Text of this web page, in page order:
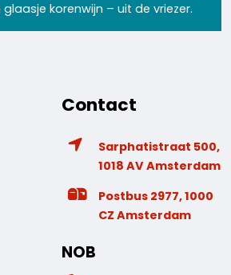
korenwijn – uit de vriezer.
Contact
Sarphatistraat 500,
1018 AV Amsterdam
Postbus 2977, 1000
CZ Amsterdam
NOB